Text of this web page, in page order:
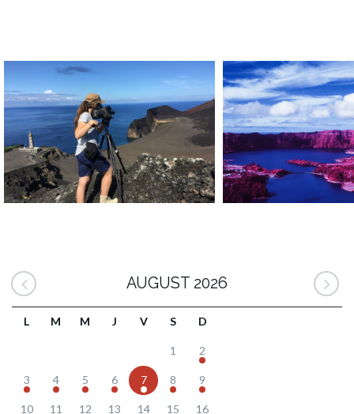
AUGUST 2026
L M M J V S D
1 2
3 4 5 6 7 8 9
10 11 12 13 14 15 16